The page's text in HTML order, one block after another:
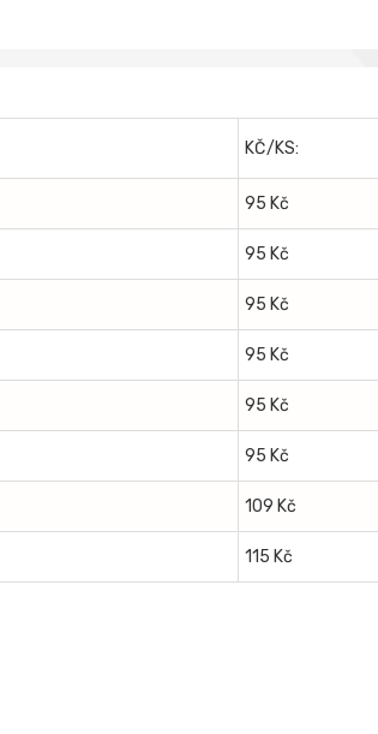
KČ/KS:
95 Kč
95 Kč
95 Kč
95 Kč
95 Kč
95 Kč
109 Kč
115 Kč